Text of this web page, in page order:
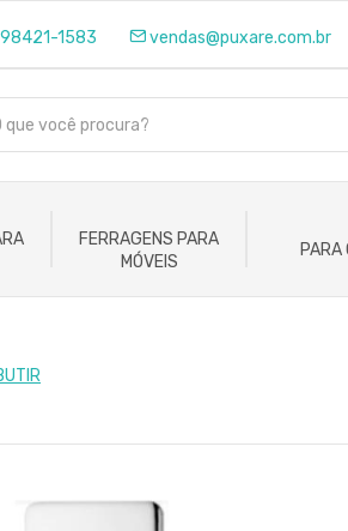
1583 vendas@puxare.com.br
FERRAGENS PARA
MÓVEIS
PARA